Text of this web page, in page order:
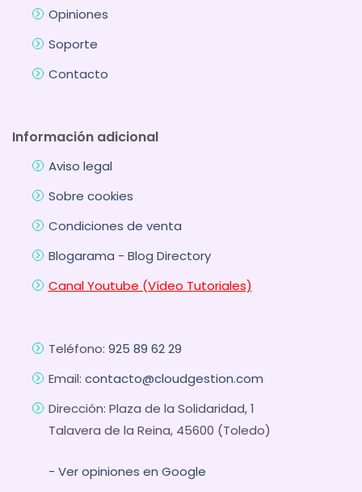
Opiniones
Soporte
Contacto
Información adicional
Aviso legal
Sobre cookies
Condiciones de venta
Blogarama - Blog Directory
Canal Youtube (Vídeo Tutoriales)
Teléfono: 925 89 62 29
Email: contacto@cloudgestion.com
Dirección: Plaza de la Solidaridad, 1
Talavera de la Reina, 45600 (Toledo)
- Ver opiniones en Google